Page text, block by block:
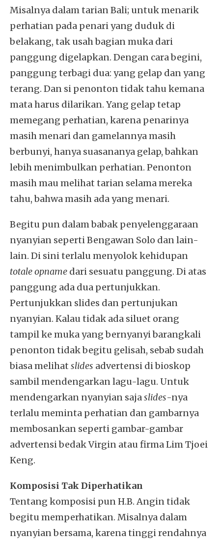
Misalnya dalam tarian Bali; untuk menarik
perhatian pada penari yang duduk di
belakang, tak usah bagian muka dari
panggung digelapkan. Dengan cara begini,
panggung terbagi dua: yang gelap dan yang
terang. Dan si penonton tidak tahu kemana
mata harus dilarikan. Yang gelap tetap
memegang perhatian, karena penarinya
masih menari dan gamelannya masih
berbunyi, hanya suasananya gelap, bahkan
lebih menimbulkan perhatian. Penonton
masih mau melihat tarian selama mereka
tahu, bahwa masih ada yang menari.
Begitu pun dalam babak penyelenggaraan
nyanyian seperti Bengawan Solo dan lain-
lain. Di sini terlalu menyolok kehidupan
totale opname dari sesuatu panggung. Di atas
panggung ada dua pertunjukkan.
Pertunjukkan slides dan pertunjukan
nyanyian. Kalau tidak ada siluet orang
tampil ke muka yang bernyanyi barangkali
penonton tidak begitu gelisah, sebab sudah
biasa melihat slides advertensi di bioskop
sambil mendengarkan lagu-lagu. Untuk
mendengarkan nyanyian sajaslides-nya
terlalu meminta perhatian dan gambarnya
membosankan seperti gambar-gambar
advertensi bedak Virgin atau firma Lim Tjoei
Keng.
Komposisi Tak Diperhatikan
Tentang komposisi pun H.B. Angin tidak
begitu memperhatikan. Misalnya dalam
nyanyian bersama, karena tinggi rendahnya